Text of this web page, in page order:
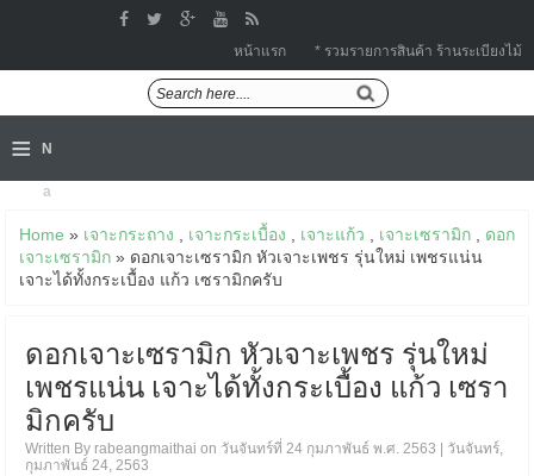
หน้าแรก * รวมรายการสินค้า ร้านระเบียงไม้
≡ N
a
v
i
a
o
Home » เจาะกระถาง เจาะกระเบื้อง เจาะแก้ว เจาะเซรามิก
ดอก
เจาะเซรามิก » ดอกเจาะเซรามิก หัวเจาะเพชร รุ่นใหม่ เพชรแน่น
เจาะได้ทั้งกระเบื้อง แก้ว เซรามิกครับ
ดอกเจาะเซรามิก หัวเจาะเพชร รุ่นใหม่
เพชรแน่น เจาะได้ทั้งกระเบื้อง แก้ว เซรา
มิกครับ
Written By rabeangmaithai on วันจันทร์ที่ 24 กุมภาพันธ์ พ.ศ. 2563 | วันจันทร์,
กุมภาพันธ์ 24, 2563